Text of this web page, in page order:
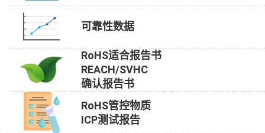
可靠性数据
RoHS适合报告书
REACH/SVHC
确认报告书
RoHS管控物质
ICP测试报告